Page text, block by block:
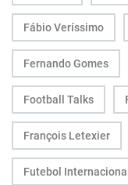
Fábio Veríssimo
Fernando Gomes
Football Talks
François Letexier
Futebol Internacional